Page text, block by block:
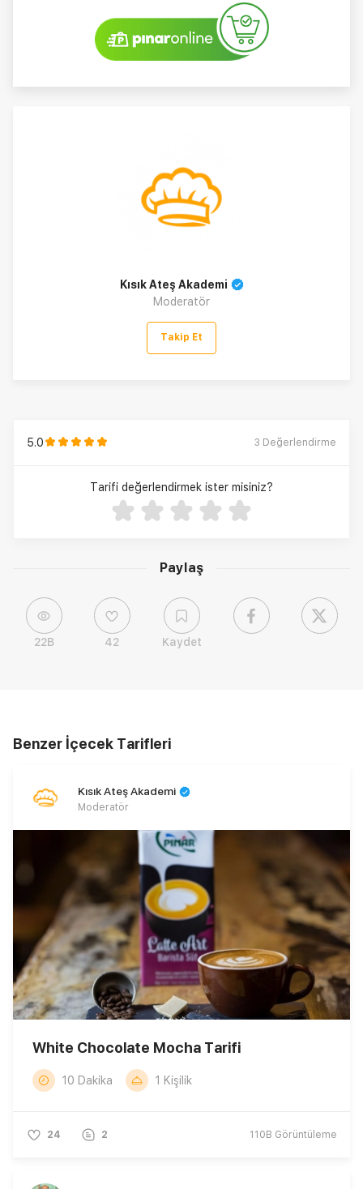
Paylaş
22B 42 Kaydet
Kısık Ateş Akademi
Moderatör
Takip Et
5.0 3 Değerlendirme
Tarifi değerlendirmek ister misiniz?
Benzer İçecek Tarifleri
Kısık Ateş Akademi
Moderatör
White Chocolate Mocha Tarifi
10 Dakika 1 Kişilik
24 2 110B Görüntüleme